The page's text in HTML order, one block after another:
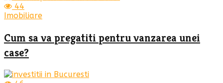
44
Imobiliare
Cum sa va pregatiti pentru vanzarea unei
case?